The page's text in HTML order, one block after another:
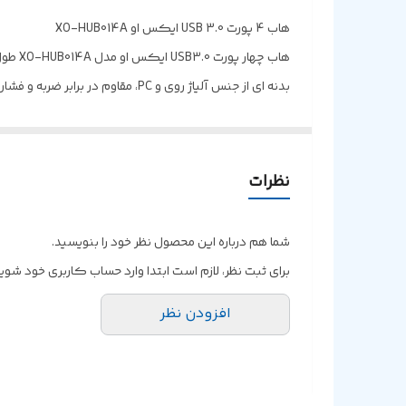
هاب 4 پورت USB 3.0 ایکس او XO-HUB014A
هاب چهار پورت USB3.0 ایکس او مدل XO-HUB014A طول کابل 15 سانتی متر
بدنه ای از جنس آلیاژ روی و PC، مقاوم در برابر ضربه و فشار احتمالی، دارای رابط اتصال از نوع USB، طول کلی کابل 15 سانتی متر
نظرات
شما هم درباره این محصول نظر خود را بنویسید.
برای ثبت نظر، لازم است ابتدا وارد حساب کاربری خود
افزودن نظر